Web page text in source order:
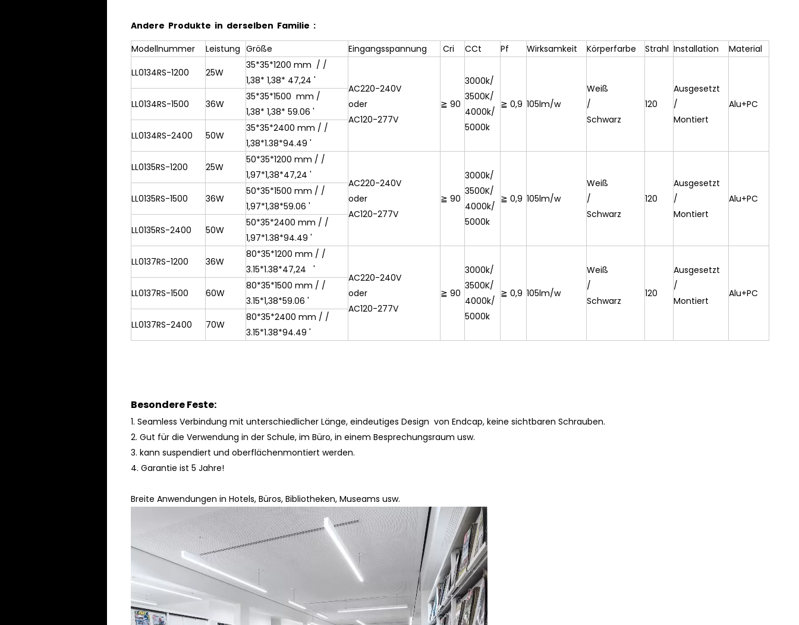
Andere Produkte in derselben Familie :
Modellnummer
Leistung Größe Eingangsspannung Cri CCt Pf Wirksamkeit Körperfarbe Strahl Installation
Material
LL0134RS-1200
25W
35*35*1200 mm / /
1,38* 1,38* 47,24 '
AC220-240V
oder
AC120-277V
≧ 90
3000k/
3500K/
4000k/
5000k
≧ 0,9 105lm/w
Weiß
/
Schwarz
120
Ausgesetzt
/
Montiert
Alu+PC
LL0134RS-1500 36W
35*35*1500 mm /
1,38* 1,38* 59.06 '
LL0134RS-2400
50W
35*35*2400 mm / /
1,38*1.38*94.49 '
LL0135RS-1200
25W
50*35*1200 mm / /
1,97*1,38*47,24 '
AC220-240V
oder
AC120-277V
≧ 90
3000k/
3500K/
4000k/
5000k
≧ 0,9 105lm/w
Weiß
/
Schwarz
120
Ausgesetzt
/
Montiert
Alu+PC
LL0135RS-1500 36W
50*35*1500 mm / /
1,97*1,38*59.06 '
LL0135RS-2400
50W
50*35*2400 mm / /
1,97*1.38*94.49 '
LL0137RS-1200
36W
80*35*1200 mm / /
3.15*1.38*47,24 '
AC220-240V
oder
AC120-277V
≧ 90
3000k/
3500K/
4000k/
5000k
≧ 0,9 105lm/w
Weiß
/
Schwarz
120
Ausgesetzt
/
Montiert
Alu+PC
LL0137RS-1500 60W
80*35*1500 mm / /
3.15*1,38*59.06 '
LL0137RS-2400
70W
80*35*2400 mm / /
3.15*1.38*94.49 '
Besondere Feste:
1. Seamless Verbindung mit unterschiedlicher Länge, eindeutiges Design von Endcap, keine sichtbaren Schrauben.
2. Gut für die Verwendung in der Schule, im Büro, in einem Besprechungsraum usw.
3. kann suspendiert und oberflächenmontiert werden.
4. Garantie ist 5 Jahre!
Breite Anwendungen in Hotels, Büros, Bibliotheken, Museams usw.